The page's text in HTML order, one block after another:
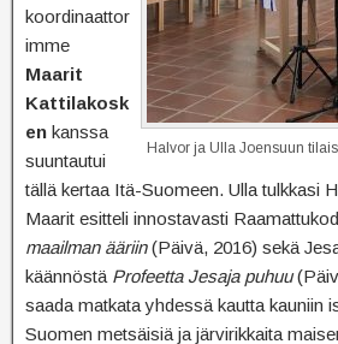
Halvor ja Ulla Joensuun
koordinaattor
imme
Maarit
Kattilakosk
en kanssa
suuntautui
tällä kertaa Itä-Suomeen. Ulla tulkkasi
Maarit esitteli innostavasti
maailman ääriin(Päivä, 2016) sekä
käännöstä Profeetta Jesaja puhuu
saada matkata yhdessä kautta kauniin
Suomen metsäisiä ja järvirikkaita